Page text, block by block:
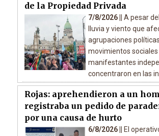
de la Propiedad Privada
7/8/2026 || A pesar
lluvia y viento que
agrupaciones
movimientos sociales
manifestantes
concentraron en las
Rojas: aprehendieron a un
registraba un pedido de
por una causa de hurto
6/8/2026 ||
El